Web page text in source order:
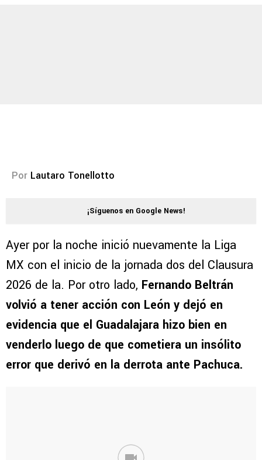
Por Lautaro Tonellotto
¡Síguenos en Google News!
Ayer por la noche inició nuevamente la Liga
MX con el inicio de la jornada dos del Clausura
2026 de la. Por otro lado, Fernando Beltrán
volvió a tener acción con León y dejó en
evidencia que el Guadalajara hizo bien en
venderlo luego de que cometiera un insólito
error que derivó en la derrota ante Pachuca.